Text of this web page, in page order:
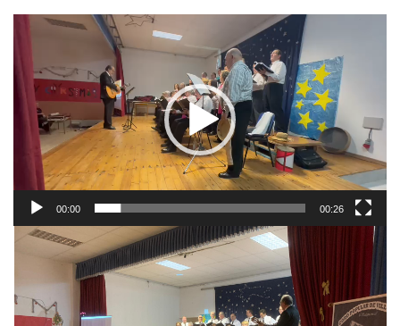
Reproductor
vídeo
00:00 00:26